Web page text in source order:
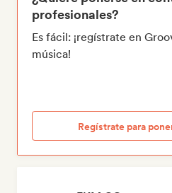
profesionales?
Es fácil: ¡regístrate en
música!
Regístrate para